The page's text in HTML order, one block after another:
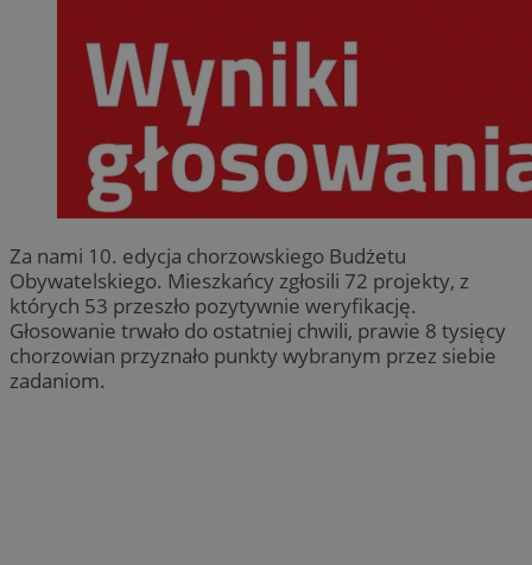
Za nami 10. edycja chorzowskiego Budżetu
Obywatelskiego. Mieszkańcy zgłosili 72 projekty, z
których 53 przeszło pozytywnie weryfikację.
Głosowanie trwało do ostatniej chwili, prawie 8 tysięcy
chorzowian przyznało punkty wybranym przez siebie
zadaniom.